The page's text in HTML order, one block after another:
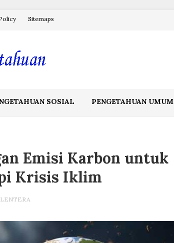
Sitemaps
SOSIAL PENGETAHUAN UMUM
Emisi Karbon untuk
Krisis Iklim
LENTERA